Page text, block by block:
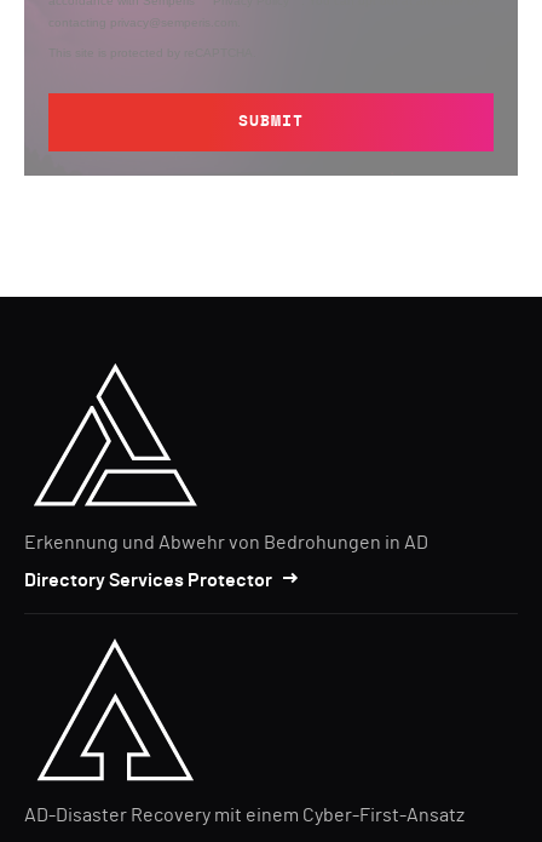
contacting privacy@semperis.com.
SUBMIT
Erkennung und Abwehr von Bedrohungen in AD
Directory Services Protector
AD-Disaster Recovery mit einem Cyber-First-Ansatz